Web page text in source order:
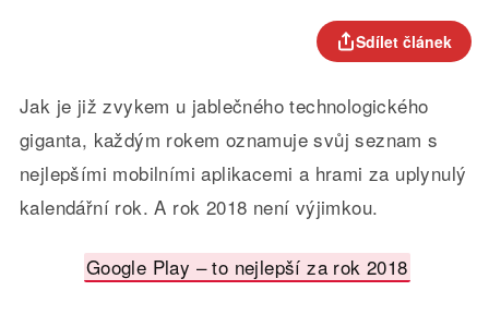
Sdílet článek
Jak je již zvykem u jablečného technologického
giganta, každým rokem oznamuje svůj seznam s
nejlepšími mobilními aplikacemi a hrami za uplynulý
kalendářní rok. A rok 2018 není výjimkou.
Google Play – to nejlepší za rok 2018